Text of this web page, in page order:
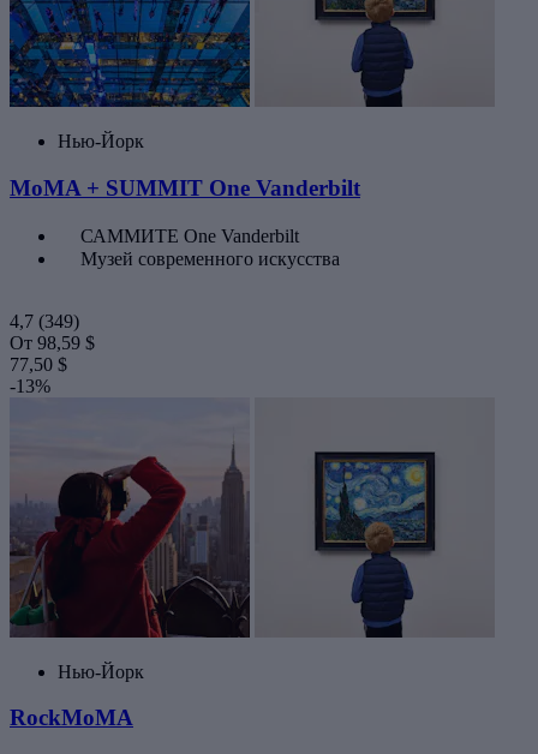
Нью-Йорк
MoMA + SUMMIT One Vanderbilt
САММИТЕ One Vanderbilt
Музей современного искусства
4,7 (349)
От 98,59 $
77,50 $
-13%
Нью-Йорк
RockMoMA